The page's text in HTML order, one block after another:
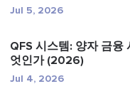
Jul 5, 2026
QFS 시스템: 양자 금융
엇인가 (2026)
Jul 4, 2026